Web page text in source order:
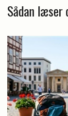
Sådan læser